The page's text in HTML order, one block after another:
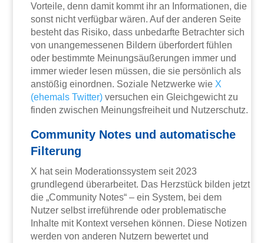
Vorteile, denn damit kommt ihr an Informationen, die
sonst nicht verfügbar wären. Auf der anderen Seite
besteht das Risiko, dass unbedarfte Betrachter sich
von unangemessenen Bildern überfordert fühlen
oder bestimmte Meinungsäußerungen immer und
immer wieder lesen müssen, die sie persönlich als
anstößig einordnen. Soziale Netzwerke wie X
(ehemals Twitter) versuchen ein Gleichgewicht zu
finden zwischen Meinungsfreiheit und Nutzerschutz.
Community Notes und automatische
Filterung
X hat sein Moderationssystem seit 2023
grundlegend überarbeitet. Das Herzstück bilden jetzt
die „Community Notes“ – ein System, bei dem
Nutzer selbst irreführende oder problematische
Inhalte mit Kontext versehen können. Diese Notizen
werden von anderen Nutzern bewertet und